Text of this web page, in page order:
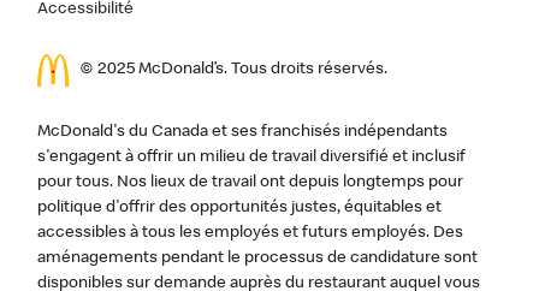
Accessibilité
© 2025 McDonald’s. Tous droits réservés.
McDonald's du Canada et ses franchisés indépendants
s'engagent à offrir un milieu de travail diversifié et inclusif
pour tous. Nos lieux de travail ont depuis longtemps pour
politique d'offrir des opportunités justes, équitables et
accessibles à tous les employés et futurs employés. Des
aménagements pendant le processus de candidature sont
disponibles sur demande auprès du restaurant auquel vous